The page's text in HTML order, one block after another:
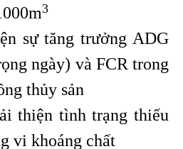
3
sự tăng trưởng ADG
ngày) và FCR trong
thủy sản
thiện tình trạng thiếu
vi khoáng chất